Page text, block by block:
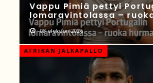
Vappu Pimiä pettyi
lomaravintolassa –
08 elokuun 2026
AFRIKAN JALKAPALLO